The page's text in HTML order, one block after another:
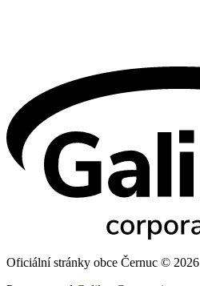
Oficiální stránky obce Černuc © 2026